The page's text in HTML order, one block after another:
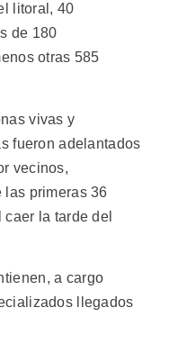
litoral, 40
de 180
otras 585
vivas y
fueron adelantados
vecinos,
las primeras 36
la tarde del
a cargo
llegados